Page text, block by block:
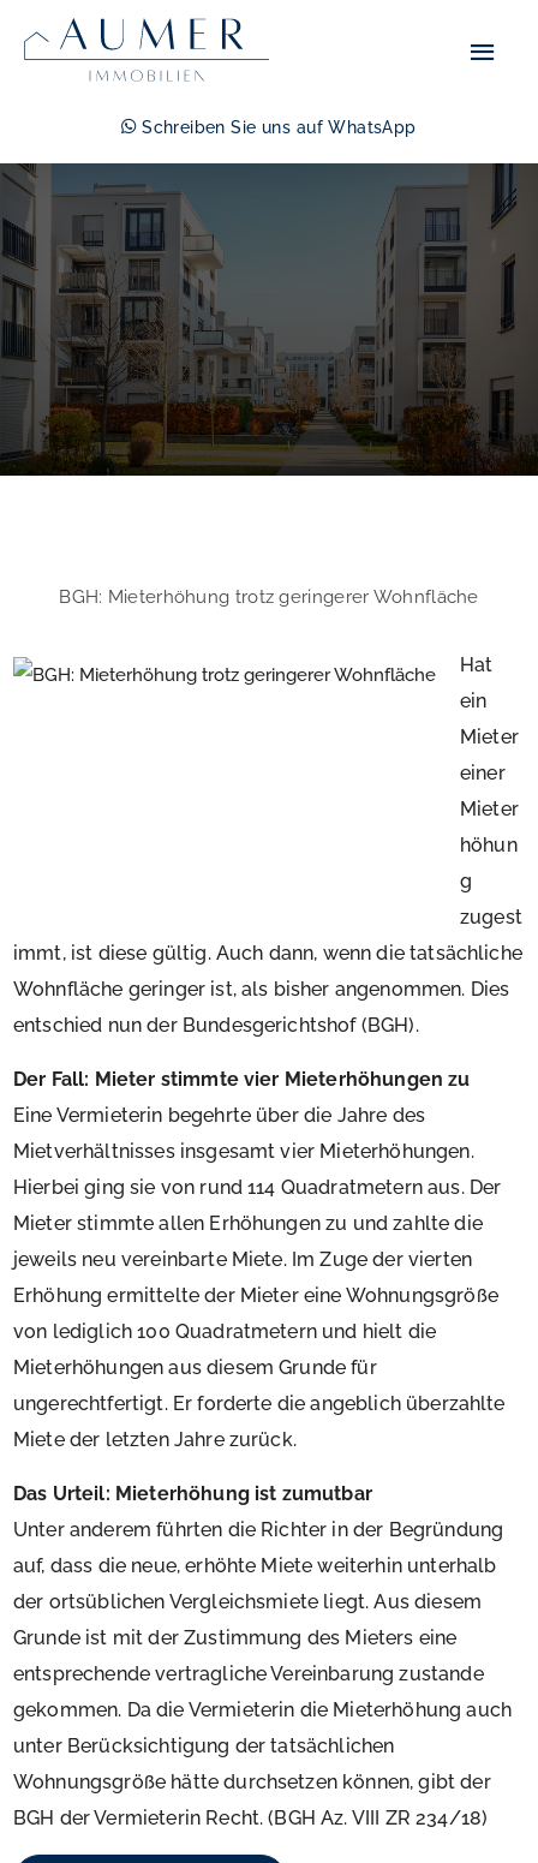
Schreiben Sie uns auf WhatsApp
BGH: Mieterhöhung trotz geringerer Wohnfläche
Hat
ein
Mieter
einer
Mieter
höhun
g
zugest
immt, ist diese gültig. Auch dann, wenn die tatsächliche
Wohnfläche geringer ist, als bisher angenommen. Dies
entschied nun der Bundesgerichtshof (BGH).
Der Fall: Mieter stimmte vier Mieterhöhungen zu
Eine Vermieterin begehrte über die Jahre des
Mietverhältnisses insgesamt vier Mieterhöhungen.
Hierbei ging sie von rund 114 Quadratmetern aus. Der
Mieter stimmte allen Erhöhungen zu und zahlte die
jeweils neu vereinbarte Miete. Im Zuge der vierten
Erhöhung ermittelte der Mieter eine Wohnungsgröße
von lediglich 100 Quadratmetern und hielt die
Mieterhöhungen aus diesem Grunde für
ungerechtfertigt. Er forderte die angeblich überzahlte
Miete der letzten Jahre zurück.
Das Urteil: Mieterhöhung ist zumutbar
Unter anderem führten die Richter in der Begründung
auf, dass die neue, erhöhte Miete weiterhin unterhalb
der ortsüblichen Vergleichsmiete liegt. Aus diesem
Grunde ist mit der Zustimmung des Mieters eine
entsprechende vertragliche Vereinbarung zustande
gekommen. Da die Vermieterin die Mieterhöhung auch
unter Berücksichtigung der tatsächlichen
Wohnungsgröße hätte durchsetzen können, gibt der
BGH der Vermieterin Recht. (BGH Az. VIII ZR 234/18)